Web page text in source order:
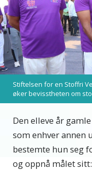
Stiftelsen for en Stoffri
øker bevisstheten om
Den elleve år
som enhver annen
bestemte hun seg
og oppnå målet